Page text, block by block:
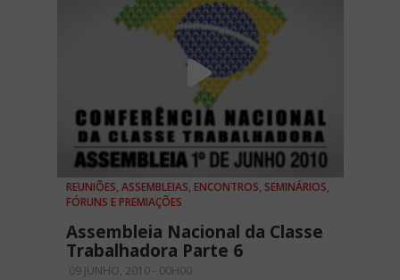
REUNIÕES, ASSEMBLEIAS, ENCONTROS, SEMINÁRIOS,
FÓRUNS E PREMIAÇÕES
Assembleia Nacional da Classe
Trabalhadora Parte 6
09 JUNHO, 2010 - 00H00